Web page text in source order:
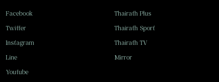
Facebook
Twitter
Instagram
Line
Youtube
Thairath Plus
Thairath Sport
Thairath TV
Mirror